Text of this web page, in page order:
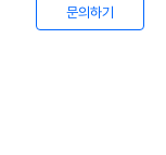
문의하기